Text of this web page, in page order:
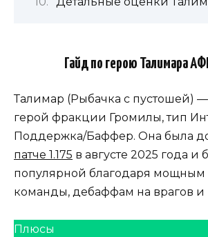
Гайд по герою Талимара
Талимар (Рыбачка с пустошей)
герой фракции Громилы, тип
Поддержка/Баффер. Она была
патче 1.175 в августе 2025 года и
популярной благодаря
команды, дебаффам на врагов и
Плюсы